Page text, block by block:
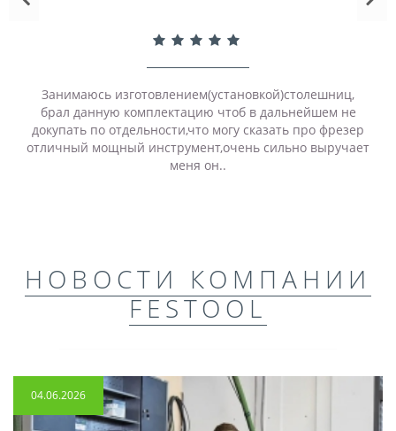
Занимаюсь изготовлением(установкой)столешниц,
брал данную комплектацию чтоб в дальнейшем не
докупать по отдельности,что могу сказать про фрезер
отличный мощный инструмент,очень сильно выручает
меня он..
НОВОСТИ КОМПАНИИ
FESTOOL
04.06.2026